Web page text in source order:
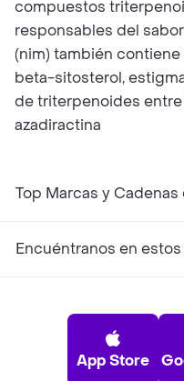
compuestos
responsables del
(nim) también
beta-sitosterol,
de triterpenoides
azadiractina
Top Marcas y
Encuéntranos en
App Store